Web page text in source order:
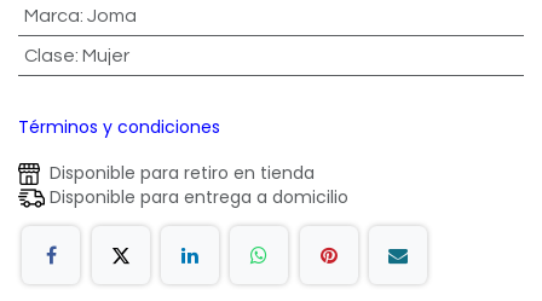
Marca: Joma
Clase: Mujer
Términos y condiciones
Disponible para retiro en tienda
Disponible para entrega a domicilio